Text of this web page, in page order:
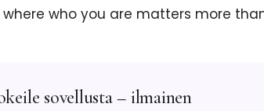
who you are matters more
sovellusta – ilmainen